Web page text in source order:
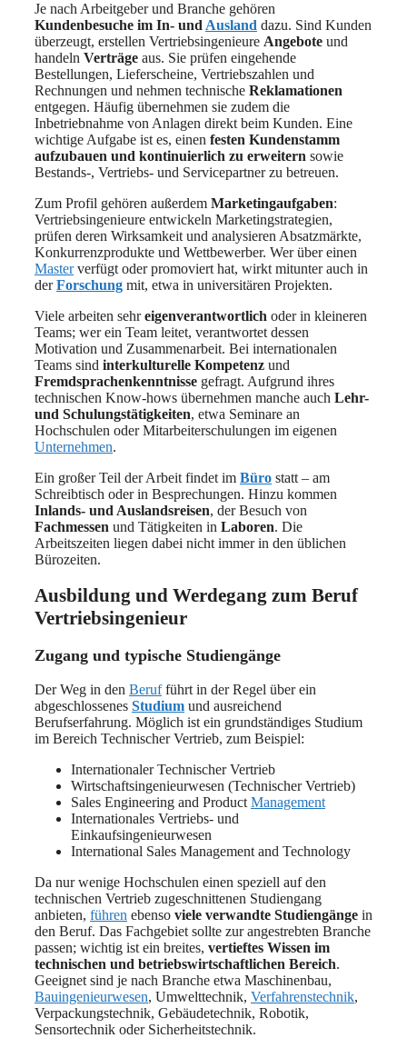
Je nach Arbeitgeber und Branche gehören
Kundenbesuche im In- und Ausland dazu. Sind Kunden
überzeugt, erstellen Vertriebsingenieure Angebote und
handeln Verträge aus. Sie prüfen eingehende
Bestellungen, Lieferscheine, Vertriebszahlen und
Rechnungen und nehmen technische Reklamationen
entgegen. Häufig übernehmen sie zudem die
Inbetriebnahme von Anlagen direkt beim Kunden. Eine
wichtige Aufgabe ist es, einen festen Kundenstamm
aufzubauen und kontinuierlich zu erweitern sowie
Bestands-, Vertriebs- und Servicepartner zu betreuen.
Zum Profil gehören außerdem Marketingaufgaben:
Vertriebsingenieure entwickeln Marketingstrategien,
prüfen deren Wirksamkeit und analysieren Absatzmärkte,
Konkurrenzprodukte und Wettbewerber. Wer über einen
Masterverfügt oder promoviert hat, wirkt mitunter auch in
derForschung mit, etwa in universitären Projekten.
Viele arbeiten sehreigenverantwortlich oder in kleineren
Teams; wer ein Team leitet, verantwortet dessen
Motivation und Zusammenarbeit. Bei internationalen
Teams sind interkulturelle Kompetenz und
Fremdsprachenkenntnisse gefragt. Aufgrund ihres
technischen Know-hows übernehmen manche auch Lehr-
und Schulungstätigkeiten, etwa Seminare an
Hochschulen oder Mitarbeiterschulungen im eigenen
Unternehmen.
Ein großer Teil der Arbeit findet im Büro statt – am
Schreibtisch oder in Besprechungen. Hinzu kommen
Inlands- und Auslandsreisen, der Besuch von
Fachmessen und Tätigkeiten in Laboren. Die
Arbeitszeiten liegen dabei nicht immer in den üblichen
Bürozeiten.
Ausbildung und Werdegang zum Beruf
Vertriebsingenieur
Zugang und typische Studiengänge
Der Weg in den Berufführt in der Regel über ein
abgeschlossenes Studium und ausreichend
Berufserfahrung. Möglich ist ein grundständiges Studium
im Bereich Technischer Vertrieb, zum Beispiel:
Internationaler Technischer Vertrieb
Wirtschaftsingenieurwesen (Technischer Vertrieb)
Sales Engineering and Product Management
Internationales Vertriebs- und
Einkaufsingenieurwesen
International Sales Management and Technology
Da nur wenige Hochschulen einen speziell auf den
technischen Vertrieb zugeschnittenen Studiengang
anbieten, führen ebenso viele verwandte Studiengänge in
den Beruf. Das Fachgebiet sollte zur angestrebten Branche
passen; wichtig ist ein breites, vertieftes Wissen im
technischen und betriebswirtschaftlichen Bereich.
Geeignet sind je nach Branche etwa Maschinenbau,
Bauingenieurwesen, Umwelttechnik, Verfahrenstechnik,
Verpackungstechnik, Gebäudetechnik, Robotik,
Sensortechnik oder Sicherheitstechnik.